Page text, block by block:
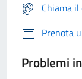
Chiama
Prenota
Problemi